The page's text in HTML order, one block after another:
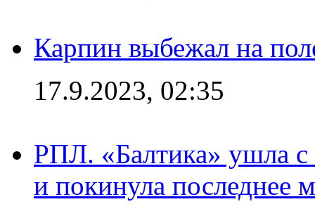
Карпин выбежал на
17.9.2023, 02:35
РПЛ. «Балтика» ушла с
и покинула последнее